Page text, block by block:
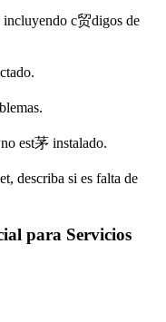
c贸digos de
est茅 instalado.
describa si es falta de
para Servicios